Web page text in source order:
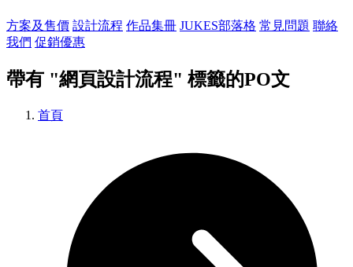
方案及售價 設計流程 作品集冊 JUKES部落格 常見問題 聯絡
我們 促銷優惠
帶有 "網頁設計流程" 標籤的PO文
首頁